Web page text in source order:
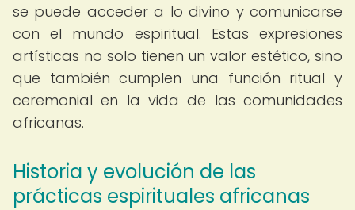
se puede acceder a lo divino y comunicarse
con el mundo espiritual. Estas expresiones
artísticas no solo tienen un valor estético, sino
que también cumplen una función ritual y
ceremonial en la vida de las comunidades
africanas.
Historia y evolución de las
prácticas espirituales africanas